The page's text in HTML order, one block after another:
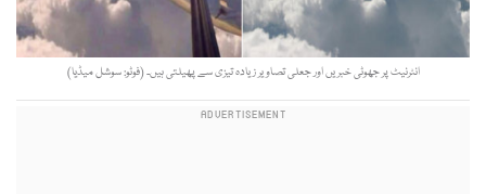
انٹرنیٹ پر جھوٹی خبریں اور جعلی تصاویر زیادہ تیزی سے پھیلتی ہیں۔ (فوٹو: سوشل میڈیا)